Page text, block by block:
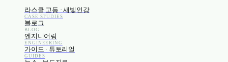
라스쿨 고등 · 새빛인강
CASE STUDIES
블로그
BLOG
엔지니어링
ENGINEERING
가이드 · 튜토리얼
GUIDES